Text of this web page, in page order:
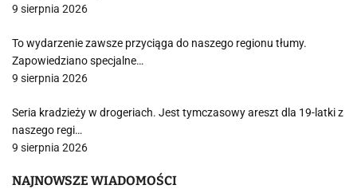
9 sierpnia 2026
To wydarzenie zawsze przyciąga do naszego regionu tłumy.
Zapowiedziano specjalne…
9 sierpnia 2026
Seria kradzieży w drogeriach. Jest tymczasowy areszt dla 19-latki z
naszego regi…
9 sierpnia 2026
NAJNOWSZE WIADOMOŚCI